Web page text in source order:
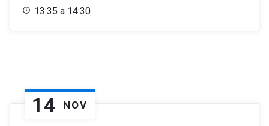
13:35 a 14:30
14 NOV